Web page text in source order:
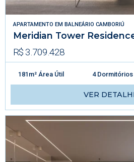
APARTAMENTO EM BALNEÁRIO CAMBORIÚ
Meridian Tower
R$ 3.709.428
181m² Área Útil 4 Dormitórios
VER